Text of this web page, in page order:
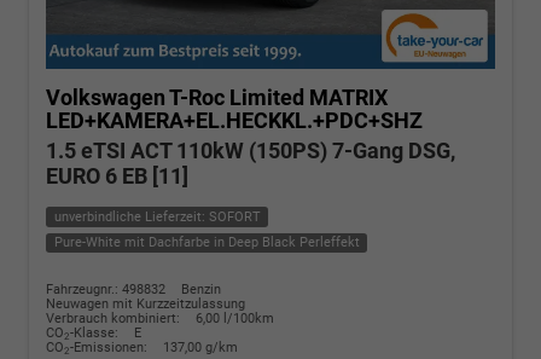
Volkswagen T-Roc Limited MATRIX
LED+KAMERA+EL.HECKKL.+PDC+SHZ
1.5 eTSI ACT 110kW (150PS) 7-Gang DSG,
EURO 6 EB [11]
unverbindliche Lieferzeit: SOFORT
Pure-White mit Dachfarbe in Deep Black Perleffekt
Fahrzeugnr.: 498832
Benzin
Neuwagen mit Kurzzeitzulassung
Verbrauch kombiniert:
6,00 l/100km
CO2-Klasse:
E
CO2-Emissionen: 137,00 g/km